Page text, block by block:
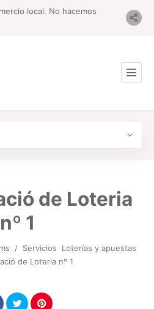
local. No hacemos
de Loteria
nº 1
/ Servicios
Loterías y apuestas
de Loteria nº 1